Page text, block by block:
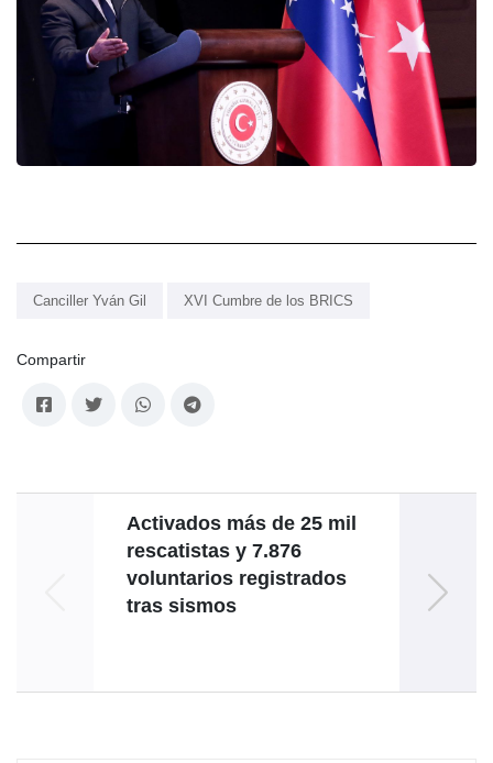
Canciller Yván Gil XVI Cumbre de los BRICS
Compartir
Activados más de 25 mil
rescatistas y 7.876
voluntarios registrados
tras sismos